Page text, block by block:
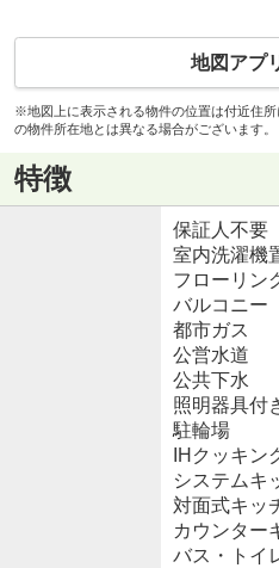
地図アプ
※地図上に表示される物件の位置は付近住
の物件所在地とは異なる場合がございます。
特徴
保証人不要
室内洗濯機
フローリン
バルコニー
都市ガス
公営水道
公共下水
照明器具付
駐輪場
IHクッキン
システムキ
対面式キッ
カウンター
バス・トイ